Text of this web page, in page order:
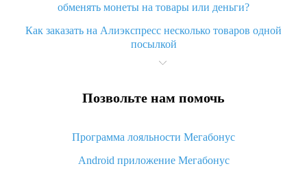
обменять монеты на товары или деньги?
Как заказать на Алиэкспресс несколько товаров одной
посылкой
Что значит статус «Заказ закрыт» на Алиэкспресс и что
Что делать, если Алиэкспресс просит ввести паспортные
Как узнать, куда пришла посылка с Алиэкспресс
Вы отменили заказ на Алиэкспресс, когда вернут деньги?
Позвольте нам помочь
Программа лояльности Мегабонус
Android приложение Мегабонус